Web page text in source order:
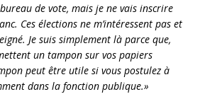
bureau de vote, mais je ne vais inscrire
Ces élections ne m’intéressent pas et
Je suis simplement là parce que,
un tampon sur vos papiers
peut être utile si vous postulez à
dans la fonction publique.»